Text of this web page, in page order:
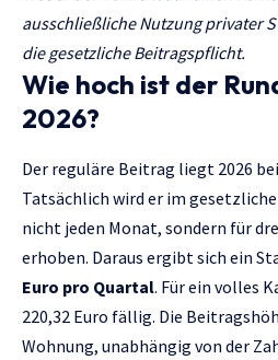
ausschließliche Nutzung privater
die gesetzliche Beitragspflicht.
Wie hoch ist der
2026?
Der reguläre Beitrag liegt 2026 bei
Tatsächlich wird er im
nicht jeden Monat, sondern für
erhoben. Daraus ergibt sich ein
Euro pro Quartal. Für ein volles
220,32 Euro fällig. Die
Wohnung, unabhängig von der